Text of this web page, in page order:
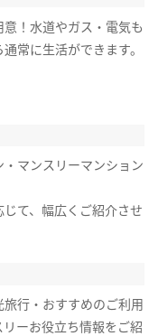
！水道やガス・電気も
常に生活ができます。
マンスリーマンション
て、幅広くご紹介させ
行・おすすめのご利用
ーお役立ち情報をご紹